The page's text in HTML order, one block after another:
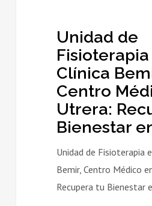
Unidad de
Fisioterapia
Clínica
Centro
Utrera:
Bienestar
Unidad de Fisioterapia
Bemir, Centro Médico
Recupera tu Bienestar